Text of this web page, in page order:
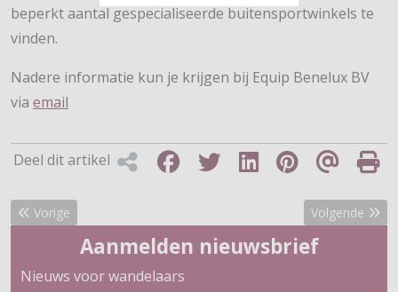
beperkt aantal gespecialiseerde buitensportwinkels te
vinden.
Nadere informatie kun je krijgen bij Equip Benelux BV
via email
Deel dit artikel
Vorig artikel: Le Champion
Vorige Volgende
Volgende
Aanmelden nieuwsbrief
Nieuws voor wandelaars